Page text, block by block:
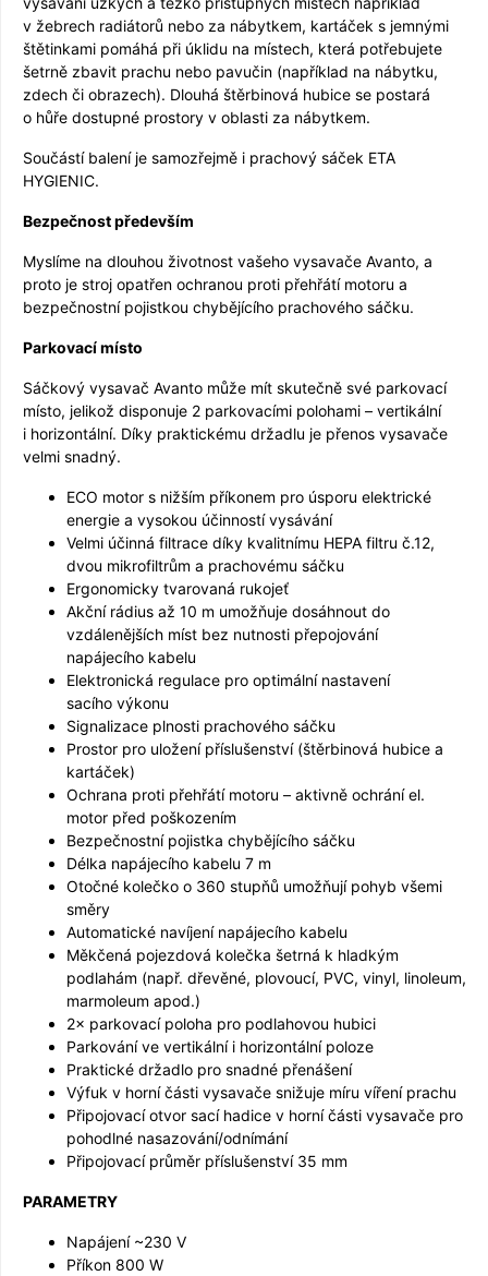
v žebrech radiátorů nebo za nábytkem, kartáček s jemnými
štětinkami pomáhá při úklidu na místech, která potřebujete
šetrně zbavit prachu nebo pavučin (například na nábytku,
zdech či obrazech). Dlouhá štěrbinová hubice se postará
o hůře dostupné prostory v oblasti za nábytkem.
Součástí balení je samozřejmě i prachový sáček ETA
HYGIENIC.
Bezpečnost především
Myslíme na dlouhou životnost vašeho vysavače Avanto, a
proto je stroj opatřen ochranou proti přehřátí motoru a
bezpečnostní pojistkou chybějícího prachového sáčku.
Parkovací místo
Sáčkový vysavač Avanto může mít skutečně své parkovací
místo, jelikož disponuje 2 parkovacími polohami – vertikální
i horizontální. Díky praktickému držadlu je přenos vysavače
velmi snadný.
ECO motor s nižším příkonem pro úsporu elektrické
energie a vysokou účinností vysávání
Velmi účinná filtrace díky kvalitnímu HEPA filtru č.12,
dvou mikrofiltrům a prachovému sáčku
Ergonomicky tvarovaná rukojeť
Akční rádius až 10 m umožňuje dosáhnout do
vzdálenějších míst bez nutnosti přepojování
napájecího kabelu
Elektronická regulace pro optimální nastavení
sacího výkonu
Signalizace plnosti prachového sáčku
Prostor pro uložení příslušenství (štěrbinová hubice a
kartáček)
Ochrana proti přehřátí motoru – aktivně ochrání el.
motor před poškozením
Bezpečnostní pojistka chybějícího sáčku
Délka napájecího kabelu 7 m
Otočné kolečko o 360 stupňů umožňují pohyb všemi
směry
Automatické navíjení napájecího kabelu
Měkčená pojezdová kolečka šetrná k hladkým
podlahám (např. dřevěné, plovoucí, PVC, vinyl, linoleum,
marmoleum apod.)
2× parkovací poloha pro podlahovou hubici
Parkování ve vertikální i horizontální poloze
Praktické držadlo pro snadné přenášení
Výfuk v horní části vysavače snižuje míru víření prachu
Připojovací otvor sací hadice v horní části vysavače pro
pohodlné nasazování/odnímání
Připojovací průměr příslušenství 35 mm
PARAMETRY
Napájení ~230 V
Příkon 800 W